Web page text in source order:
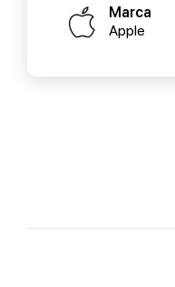
Marca
Apple